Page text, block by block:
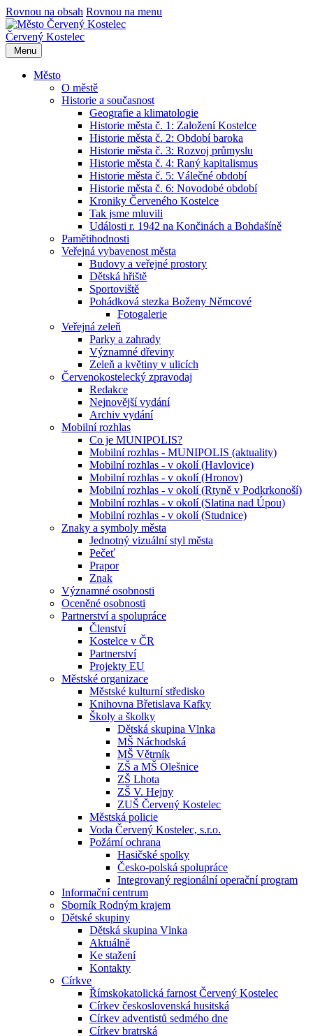
Rovnou na obsah Rovnou na menu
Červený Kostelec
Menu
Město
O městě
Historie a současnost
Geografie a klimatologie
Historie města č. 1: Založení Kostelce
Historie města č. 2: Období baroka
Historie města č. 3: Rozvoj průmyslu
Historie města č. 4: Raný kapitalismus
Historie města č. 5: Válečné období
Historie města č. 6: Novodobé období
Kroniky Červeného Kostelce
Tak jsme mluvili
Události r. 1942 na Končinách a Bohdašíně
Pamětihodnosti
Veřejná vybavenost města
Budovy a veřejné prostory
Dětská hřiště
Sportoviště
Pohádková stezka Boženy Němcové
Fotogalerie
Veřejná zeleň
Parky a zahrady
Významné dřeviny
Zeleň a květiny v ulicích
Červenokostelecký zpravodaj
Redakce
Nejnovější vydání
Archiv vydání
Mobilní rozhlas
Co je MUNIPOLIS?
Mobilní rozhlas - MUNIPOLIS (aktuality)
Mobilní rozhlas - v okolí (Havlovice)
Mobilní rozhlas - v okolí (Hronov)
Mobilní rozhlas - v okolí (Rtyně v Podkrkonoší)
Mobilní rozhlas - v okolí (Slatina nad Úpou)
Mobilní rozhlas - v okolí (Studnice)
Znaky a symboly města
Jednotný vizuální styl města
Pečeť
Prapor
Znak
Významné osobnosti
Oceněné osobnosti
Partnerství a spolupráce
Členství
Kostelce v ČR
Partnerství
Projekty EU
Městské organizace
Městské kulturní středisko
Knihovna Břetislava Kafky
Školy a školky
Dětská skupina Vlnka
MŠ Náchodská
MŠ Větrník
ZŠ a MŠ Olešnice
ZŠ Lhota
ZŠ V. Hejny
ZUŠ Červený Kostelec
Městská policie
Voda Červený Kostelec, s.r.o.
Požární ochrana
Hasičské spolky
Česko-polská spolupráce
Integrovaný regionální operační program
Informační centrum
Sborník Rodným krajem
Dětské skupiny
Dětská skupina Vlnka
Aktuálně
Ke stažení
Kontakty
Církve
Římskokatolická farnost Červený Kostelec
Církev československá husitská
Církev adventistů sedmého dne
Církev bratrská